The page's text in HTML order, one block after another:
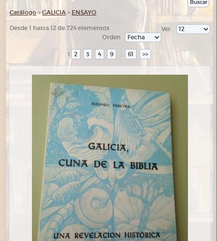
Catálogo >GALICIA > ENSAYO
Desde 1 hasta 12 de 724 elementos
Ver:
Orden
1 2 3 4 9 ... 61 >>